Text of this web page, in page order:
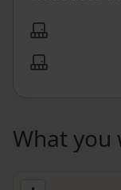
What you